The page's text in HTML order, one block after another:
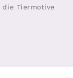
Tiermotive